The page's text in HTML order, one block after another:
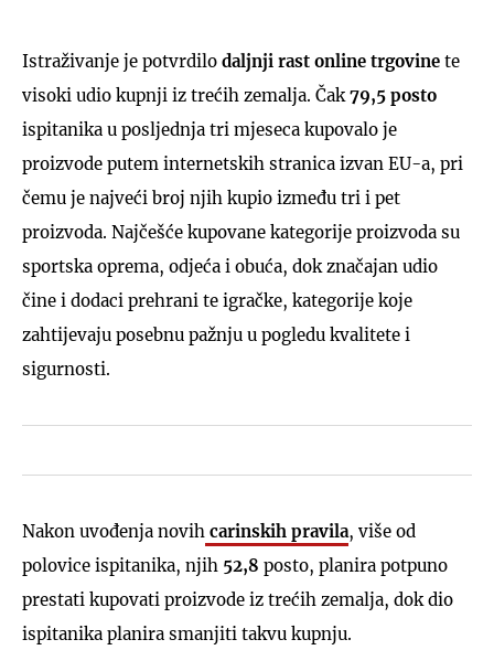
Istraživanje je potvrdilo daljnji rast online trgovine te
visoki udio kupnji iz trećih zemalja. Čak 79,5 posto
ispitanika u posljednja tri mjeseca kupovalo je
proizvode putem internetskih stranica izvan EU-a, pri
čemu je najveći broj njih kupio između tri i pet
proizvoda. Najčešće kupovane kategorije proizvoda su
sportska oprema, odjeća i obuća, dok značajan udio
čine i dodaci prehrani te igračke, kategorije koje
zahtijevaju posebnu pažnju u pogledu kvalitete i
sigurnosti.
Nakon uvođenja novih carinskih pravila, više od
polovice ispitanika, njih 52,8 posto, planira potpuno
prestati kupovati proizvode iz trećih zemalja, dok dio
ispitanika planira smanjiti takvu kupnju.